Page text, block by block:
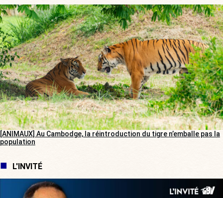
[ANIMAUX] Au Cambodge, la réintroduction du tigre n’emballe pas la
population
L'INVITÉ